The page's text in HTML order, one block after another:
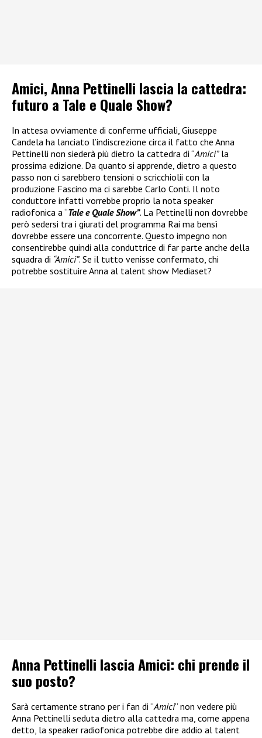
Amici, Anna Pettinelli lascia la cattedra:
futuro a Tale e Quale Show?
In attesa ovviamente di conferme ufficiali, Giuseppe
Candela ha lanciato l’indiscrezione circa il fatto che Anna
Pettinelli non siederà più dietro la cattedra di “Amici”la
prossima edizione. Da quanto si apprende, dietro a questo
passo non ci sarebbero tensioni o scricchiolii con la
produzione Fascino ma ci sarebbe Carlo Conti. Il noto
conduttore infatti vorrebbe proprio la nota speaker
radiofonica a “Tale e Quale Show”. La Pettinelli non dovrebbe
però sedersi tra i giurati del programma Rai ma bensì
dovrebbe essere una concorrente. Questo impegno non
consentirebbe quindi alla conduttrice di far parte anche della
squadra di “Amici”. Se il tutto venisse confermato, chi
potrebbe sostituire Anna al talent show Mediaset?
Anna Pettinelli lascia Amici: chi prende il
suo posto?
Sarà certamente strano per i fan di “Amici” non vedere più
Anna Pettinelli seduta dietro alla cattedra ma, come appena
detto, la speaker radiofonica potrebbe dire addio al talent